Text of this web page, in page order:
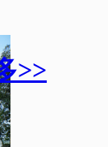
>>